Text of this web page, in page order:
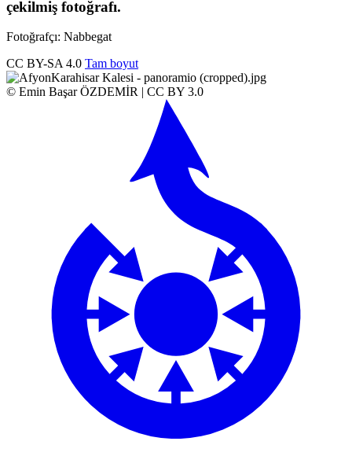
çekilmiş fotoğrafı.
Fotoğrafçı: Nabbegat
CC BY-SA 4.0 Tam boyut
© Emin Başar ÖZDEMİR | CC BY 3.0